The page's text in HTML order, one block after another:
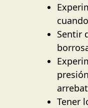
Sentir
Tener